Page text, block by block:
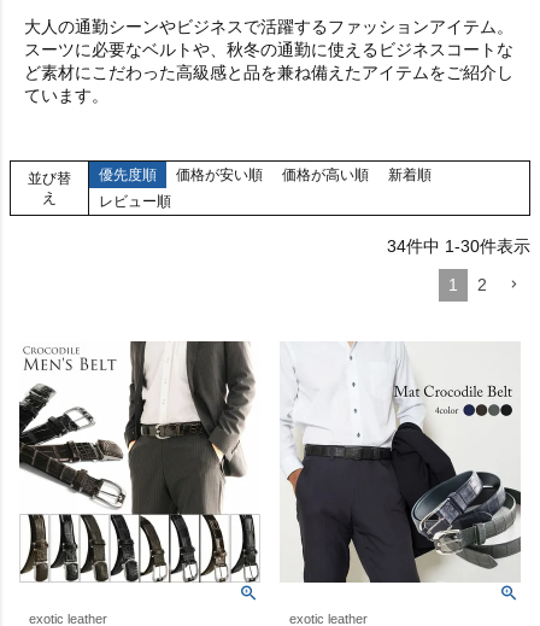
大人の通勤シーンやビジネスで活躍するファッションアイテム。
スーツに必要なベルトや、秋冬の通勤に使えるビジネスコートな
ど素材にこだわった高級感と品を兼ね備えたアイテムをご紹介し
ています。
並び替
え
優先度順 価格が安い順 価格が高い順
新着順
レビュー順
34件中 1-30件表示
1
2
exotic leather
exotic leather